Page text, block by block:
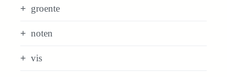
groente
noten
vis